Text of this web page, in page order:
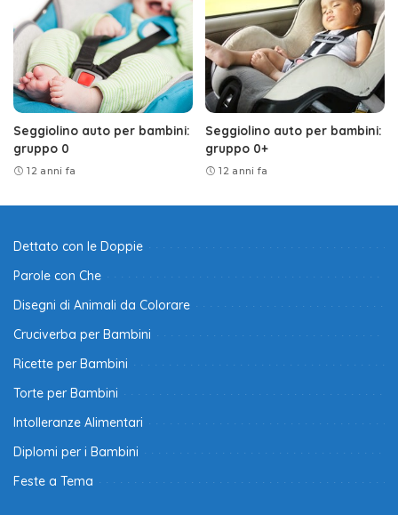
Seggiolino auto per bambini:
gruppo 0
12 anni fa
Seggiolino auto per bambini:
gruppo 0+
12 anni fa
Dettato con le Doppie
Parole con Che
Disegni di Animali da Colorare
Cruciverba per Bambini
Ricette per Bambini
Torte per Bambini
Intolleranze Alimentari
Diplomi per i Bambini
Feste a Tema